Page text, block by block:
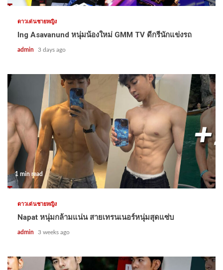
ดาวเด่นชายหญิง
Ing Asavanund หนุ่มน้องใหม่ GMM TV ดีกรีนักแข่งรถ
admin 3 days ago
1 min read
ดาวเด่นชายหญิง
Napat หนุ่มกล้ามแน่น สายเทรนเนอร์หนุ่มสุดแซ่บ
admin 3 weeks ago